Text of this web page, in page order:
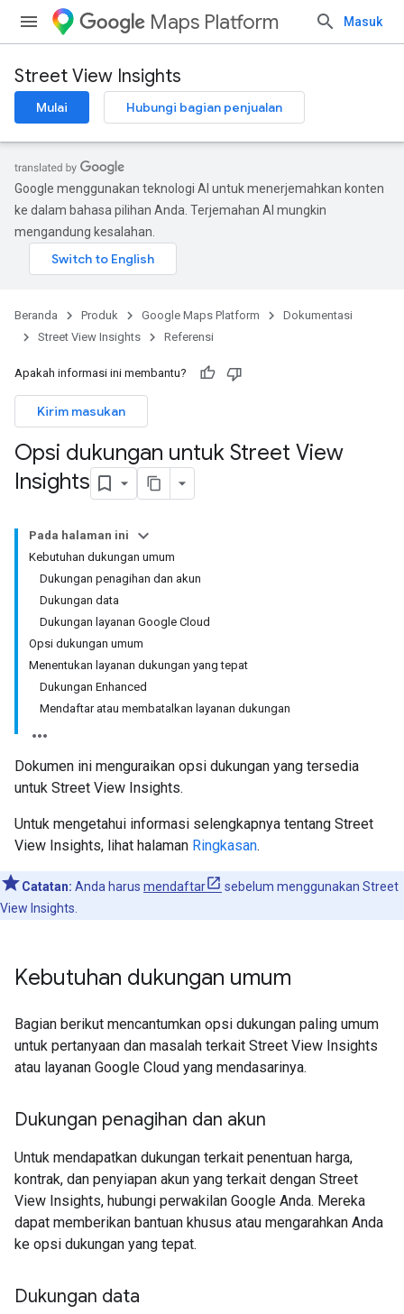
Maps Platform Masuk
Street View Insights
Mulai Hubungi bagian penjualan
Google menggunakan teknologi AI untuk menerjemahkan konten
ke dalam bahasa pilihan Anda. Terjemahan AI mungkin
mengandung kesalahan.
Beranda Produk Google Maps Platform
Dokumentasi
Street View Insights
Referensi
Apakah informasi ini membantu?
Kirim masukan
Opsi dukungan untuk Street View
Insights
Pada halaman ini
Kebutuhan dukungan umum
Dukungan penagihan dan akun
Dukungan data
Dukungan layanan Google Cloud
Opsi dukungan umum
Menentukan layanan dukungan yang tepat
Dukungan Enhanced
Mendaftar atau membatalkan layanan dukungan
Dokumen ini menguraikan opsi dukungan yang tersedia
untuk Street View Insights.
Untuk mengetahui informasi selengkapnya tentang Street
View Insights, lihat halaman Ringkasan.
Catatan: Anda harus mendaftar
sebelum menggunakan Street
View Insights.
Kebutuhan dukungan umum
Bagian berikut mencantumkan opsi dukungan paling umum
untuk pertanyaan dan masalah terkait Street View Insights
atau layanan Google Cloud yang mendasarinya.
Dukungan penagihan dan akun
Untuk mendapatkan dukungan terkait penentuan harga,
kontrak, dan penyiapan akun yang terkait dengan Street
View Insights, hubungi perwakilan Google Anda. Mereka
dapat memberikan bantuan khusus atau mengarahkan Anda
ke opsi dukungan yang tepat.
Dukungan data